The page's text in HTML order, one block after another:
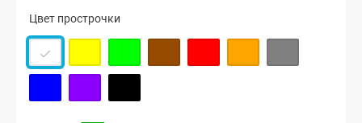
Цвет прострочки